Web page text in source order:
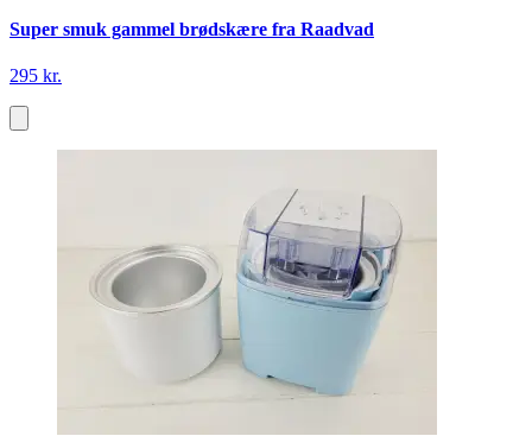
Super smuk gammel brødskære fra Raadvad
295 kr.